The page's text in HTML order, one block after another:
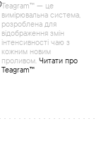
Teagram™ — це
вимірювальна система,
розроблена для
відображення змін
інтенсивності чаю з
кожним новим
проливом. Читати про
Teagram™